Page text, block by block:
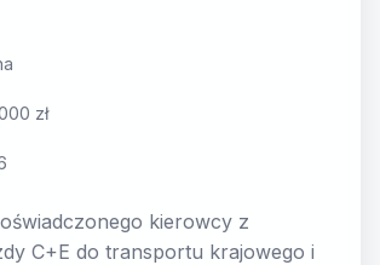
zł
kierowcy z
C+E do transportu krajowego i